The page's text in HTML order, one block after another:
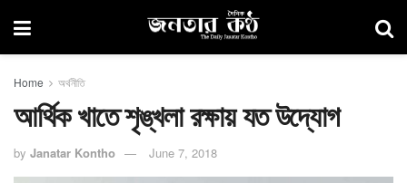
Home অর্থনীতি
আর্থিক খাতে শৃঙ্খলা রক্ষায় যত উদ্যোগ
by Janatar Kontho June 7, 2018